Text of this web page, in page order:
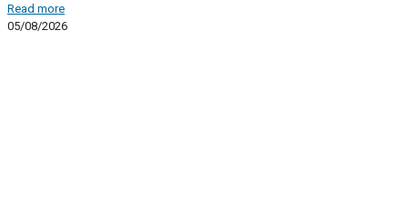
Read more
05/08/2026